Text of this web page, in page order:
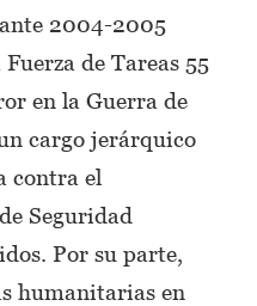
2004-2005
de Tareas 55
en la Guerra de
cargo jerárquico
contra el
Seguridad
Por su parte,
humanitarias en